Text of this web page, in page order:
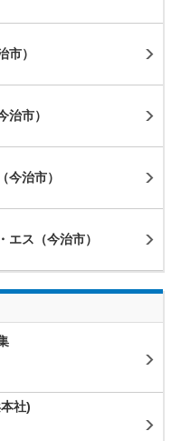
市）
治市）
（今治市）
エス （今治市）
社)